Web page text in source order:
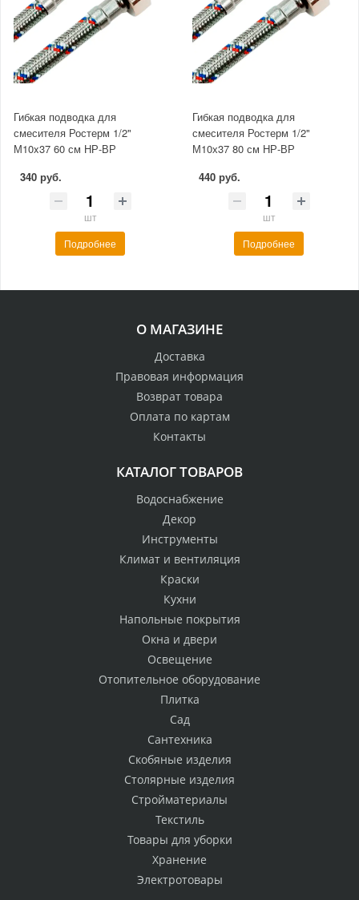
Гибкая подводка для
смесителя Ростерм 1/2"
М10x37 60 см НР-ВР
340 руб.
шт
Подробнее
Гибкая подводка для
смесителя Ростерм 1/2"
М10х37 80 см НР-ВР
440 руб.
шт
Подробнее
О МАГАЗИНЕ
Доставка
Правовая информация
Возврат товара
Оплата по картам
Контакты
КАТАЛОГ ТОВАРОВ
Водоснабжение
Декор
Инструменты
Климат и вентиляция
Краски
Кухни
Напольные покрытия
Окна и двери
Освещение
Отопительное оборудование
Плитка
Сад
Сантехника
Скобяные изделия
Столярные изделия
Стройматериалы
Текстиль
Товары для уборки
Хранение
Электротовары